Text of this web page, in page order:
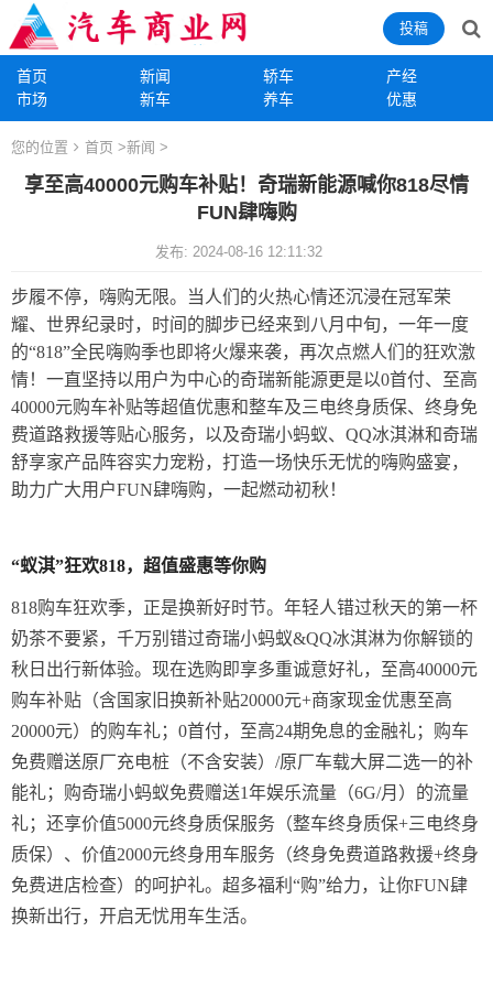
首页 新闻 轿车
产经
市场
新车 养车 优惠
投稿
您的位置 首页 >新闻 >
享至高40000元购车补贴！奇瑞新能源喊你818尽情
FUN肆嗨购
发布: 2024-08-16 12:11:32
步履不停，嗨购无限。当人们的火热心情还沉浸在冠军荣
耀、世界纪录时，时间的脚步已经来到八月中旬，一年一度
的“818”全民嗨购季也即将火爆来袭，再次点燃人们的狂欢激
情！一直坚持以用户为中心的奇瑞新能源更是以0首付、至高
40000元购车补贴等超值优惠和整车及三电终身质保、终身免
费道路救援等贴心服务，以及奇瑞小蚂蚁、QQ冰淇淋和奇瑞
舒享家产品阵容实力宠粉，打造一场快乐无忧的嗨购盛宴，
助力广大用户FUN肆嗨购，一起燃动初秋！
“蚁淇”狂欢818，超值盛惠等你购
818购车狂欢季，正是换新好时节。年轻人错过秋天的第一杯
奶茶不要紧，千万别错过奇瑞小蚂蚁&QQ冰淇淋为你解锁的
秋日出行新体验。现在选购即享多重诚意好礼，至高40000元
购车补贴（含国家旧换新补贴20000元+商家现金优惠至高
20000元）的购车礼；0首付，至高24期免息的金融礼；购车
免费赠送原厂充电桩（不含安装）/原厂车载大屏二选一的补
能礼；购奇瑞小蚂蚁免费赠送1年娱乐流量（6G/月）的流量
礼；还享价值5000元终身质保服务（整车终身质保+三电终身
质保）、价值2000元终身用车服务（终身免费道路救援+终身
免费进店检查）的呵护礼。超多福利“购”给力，让你FUN肆
换新出行，开启无忧用车生活。